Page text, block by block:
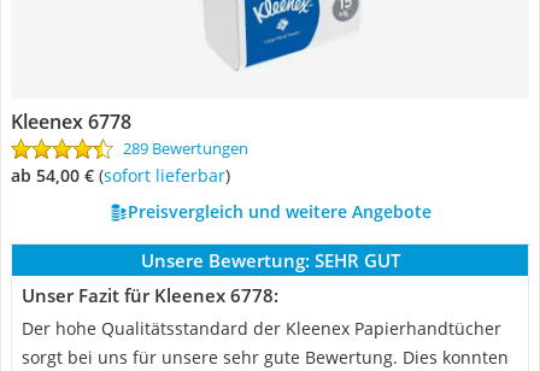
Kleenex 6778
289 Bewertungen
ab 54,00 € ( Sofort lieferbar)
Preisvergleich und weitere Angebote
Unsere Bewertung: SEHR GUT
Unser Fazit für Kleenex 6778:
Der hohe Qualitätsstandard der Kleenex Papierhandtücher
sorgt bei uns für unsere sehr gute Bewertung. Dies konnten